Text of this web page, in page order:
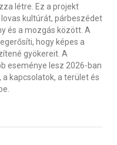
létre. Ez a projekt
kultúrát, párbeszédet
és a mozgás között. A
hogy képes a
gyökereit. A
eseménye lesz 2026-ban
kapcsolatok, a terület és